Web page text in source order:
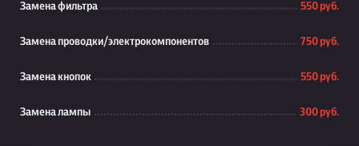
Замена фильтра 550 руб.
Замена проводки/электрокомпонентов 750 руб.
Замена кнопок 550 руб.
Замена лампы 300 руб.